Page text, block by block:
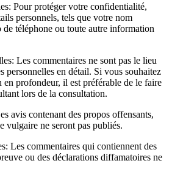
Pour protéger votre confidentialité,
personnels, tels que votre nom
de téléphone ou toute autre information
Les commentaires ne sont pas le lieu
personnelles en détail. Si vous souhaitez
en profondeur, il est préférable de le faire
lors de la consultation.
avis contenant des propos offensants,
vulgaire ne seront pas publiés.
Les commentaires qui contiennent des
ou des déclarations diffamatoires ne